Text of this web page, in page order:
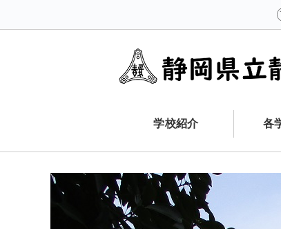
学校紹介 各